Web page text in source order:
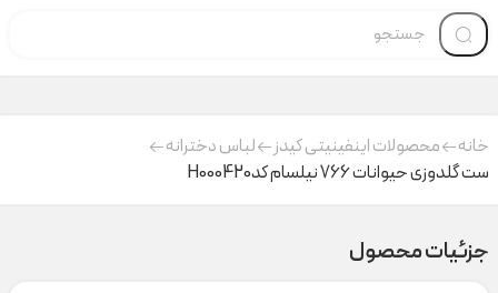
خانه محصولات اینفینیتی کیدز
لباس دخترانه
ست گلدوزی حیوانات 766 نیلسام کدH000420
جزئیات محصول